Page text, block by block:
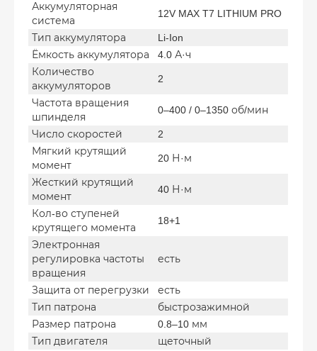
Аккумуляторная
система
12V MAX T7 LITHIUM PRO
Тип аккумулятора
Li-Ion
Ёмкость аккумулятора
4.0 А·ч
Количество
аккумуляторов
2
Частота вращения
шпинделя
0–400 / 0–1350 об/мин
Число скоростей
2
Мягкий крутящий
момент
20 Н·м
Жесткий крутящий
момент
40 Н·м
Кол-во ступеней
крутящего момента
18+1
Электронная
регулировка частоты
вращения
есть
Защита от перегрузки
есть
Тип патрона
быстрозажимной
Размер патрона
0.8–10 мм
Тип двигателя
щеточный